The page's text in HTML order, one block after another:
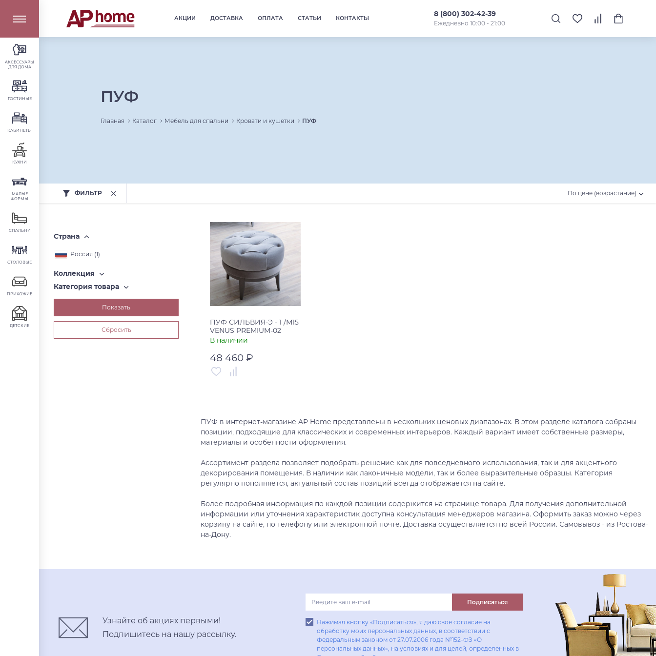
АКЦИИ ДОСТАВКА ОПЛАТА СТАТЬИ КОНТАКТЫ 8 (800) 302-42-39
Ежедневно 10:00 - 21:00
АКСЕССУАРЫ
ДЛЯ ДОМА
ГОСТИНЫЕ
КАБИНЕТЫ
КУХНИ
МАЛЫЕ
ФОРМЫ
СПАЛЬНИ
СТОЛОВЫЕ
ПРИХОЖИЕ
ДЕТСКИЕ
ПУФ
Главная Каталог Мебель для спальни Кровати и кушетки ПУФ
ФИЛЬТР По цене (возрастание)
Страна
Россия (1)
Коллекция
Категория товара
ПУФ СИЛЬВИЯ-Э - 1 /М15
VENUS PREMIUM-02
В наличии
48 460 ₽
В корзину
Купить в один клик
ПУФ в интернет-магазине AP Home представлены в нескольких ценовых диапазонах. В этом разделе каталога собраны
позиции, подходящие для классических и современных интерьеров. Каждый вариант имеет собственные размеры,
материалы и особенности оформления.
Ассортимент раздела позволяет подобрать решение как для повседневного использования, так и для акцентного
декорирования помещения. В наличии как лаконичные модели, так и более выразительные образцы. Категория
регулярно пополняется, актуальный состав позиций всегда отображается на сайте.
Более подробная информация по каждой позиции содержится на странице товара. Для получения дополнительной
информации или уточнения характеристик доступна консультация менеджеров магазина. Оформить заказ можно через
корзину на сайте, по телефону или электронной почте. Доставка осуществляется по всей России. Самовывоз - из Ростова-
на-Дону.
Узнайте об акциях первыми!
Подпишитесь на нашу рассылку.
Подписаться
Нажимая кнопку «Подписаться», я даю свое согласие на
обработку моих персональных данных, в соответствии с
Федеральным законом от 27.07.2006 года №152-ФЗ «О
персональных данных», на условиях и для целей, определенных в